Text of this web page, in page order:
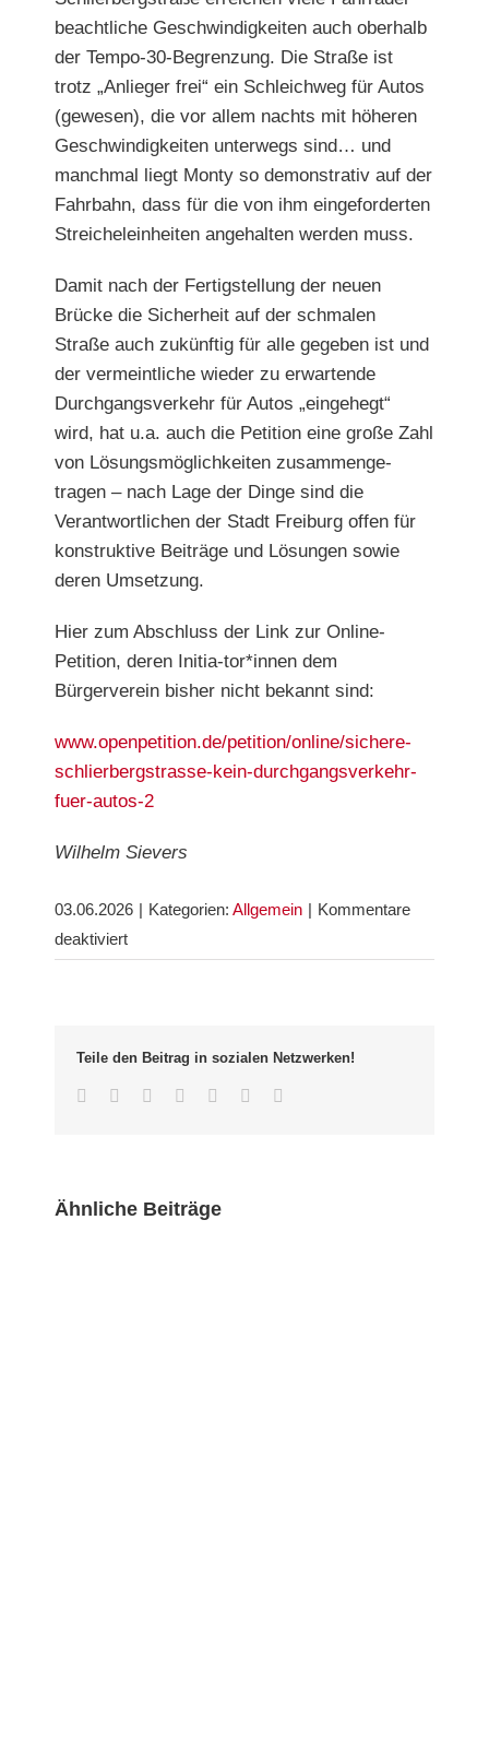
beachtliche Geschwindigkeiten auch oberhalb
der Tempo-30-Begrenzung. Die Straße ist
trotz „Anlieger frei“ ein Schleichweg für Autos
(gewesen), die vor allem nachts mit höheren
Geschwindigkeiten unterwegs sind… und
manchmal liegt Monty so demonstrativ auf der
Fahrbahn, dass für die von ihm eingeforderten
Streicheleinheiten angehalten werden muss.
Damit nach der Fertigstellung der neuen
Brücke die Sicherheit auf der schmalen
Straße auch zukünftig für alle gegeben ist und
der vermeintliche wieder zu erwartende
Durchgangsverkehr für Autos „eingehegt“
wird, hat u.a. auch die Petition eine große Zahl
von Lösungsmöglichkeiten zusammenge-
tragen – nach Lage der Dinge sind die
Verantwortlichen der Stadt Freiburg offen für
konstruktive Beiträge und Lösungen sowie
deren Umsetzung.
Hier zum Abschluss der Link zur Online-
Petition, deren Initia-tor*innen dem
Bürgerverein bisher nicht bekannt sind:
www.openpetition.de/petition/online/sichere-
schlierbergstrasse-kein-durchgangsverkehr-
fuer-autos-2
Wilhelm Sievers
03.06.2026 | Kategorien: Allgemein | Kommentare
deaktiviertfür
der
Schlierbergstraße
Teile den Beitrag in sozialen Netzwerken!
Facebook
TwitterLinkedInWhatsappGoogle+Pinterest
Ähnliche Beiträge